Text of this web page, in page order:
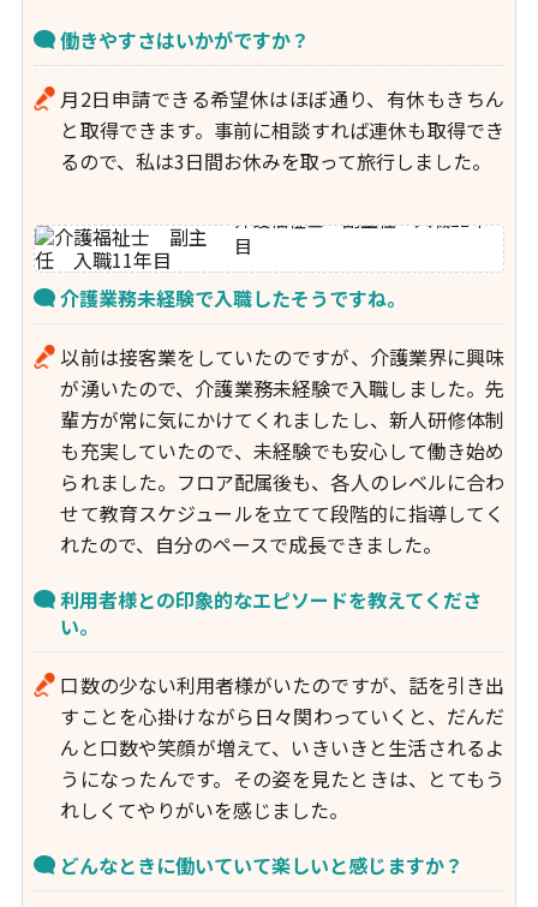
働きやすさはいかがですか？
月2日申請できる希望休はほぼ通り、有休もきちん
と取得できます。事前に相談すれば連休も取得でき
るので、私は3日間お休みを取って旅行しました。
介護福祉士 副主任 入職11年
目
介護業務未経験で入職したそうですね。
以前は接客業をしていたのですが、介護業界に興味
が湧いたので、介護業務未経験で入職しました。先
輩方が常に気にかけてくれましたし、新人研修体制
も充実していたので、未経験でも安心して働き始め
られました。フロア配属後も、各人のレベルに合わ
せて教育スケジュールを立てて段階的に指導してく
れたので、自分のペースで成長できました。
利用者様との印象的なエピソードを教えてくださ
い。
口数の少ない利用者様がいたのですが、話を引き出
すことを心掛けながら日々関わっていくと、だんだ
んと口数や笑顔が増えて、いきいきと生活されるよ
うになったんです。その姿を見たときは、とてもう
れしくてやりがいを感じました。
どんなときに働いていて楽しいと感じますか？